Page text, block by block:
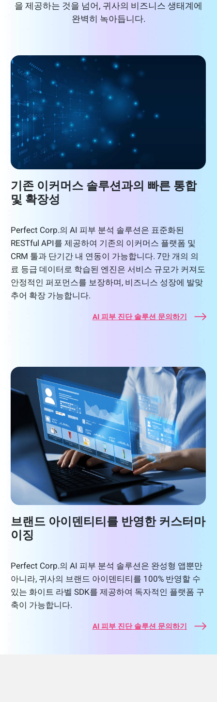
을 제공하는 것을 넘어, 귀사의 비즈니스 생태계에
완벽히 녹아듭니다.
기존 이커머스 솔루션과의 빠른 통합
및 확장성
Perfect Corp.의 AI 피부 분석 솔루션은 표준화된
RESTful API를 제공하여 기존의 이커머스 플랫폼 및
CRM 툴과 단기간 내 연동이 가능합니다. 7만 개의 의
료 등급 데이터로 학습된 엔진은 서비스 규모가 커져도
안정적인 퍼포먼스를 보장하며, 비즈니스 성장에 발맞
추어 확장 가능합니다.
AI 피부 진단 솔루션 문의하기
브랜드 아이덴티티를 반영한 커스터마
이징
Perfect Corp.의 AI 피부 분석 솔루션은 완성형 앱뿐만
아니라, 귀사의 브랜드 아이덴티티를 100% 반영할 수
있는 화이트 라벨 SDK를 제공하여 독자적인 플랫폼 구
축이 가능합니다.
AI 피부 진단 솔루션 문의하기